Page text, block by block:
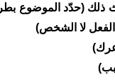
ذلك (حدّد الموضوع
لا الشخص)